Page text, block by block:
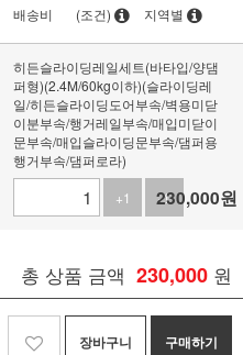
배송비
(조건) 지역별
히든슬라이딩레일세트(바타입/양댐
퍼형)(2.4M/60kg이하)(슬라이딩레
일/히든슬라이딩도어부속/벽용미닫
이분부속/행거레일부속/매입미닫이
문부속/매입슬라이딩문부속/댐퍼용
행거부속/댐퍼로라)
+1
-1
230,000원
총 상품 금액 230,000 원
장바구니 구매하기